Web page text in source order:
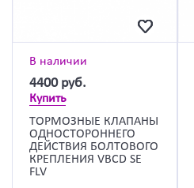
В наличии
4400 руб.
Купить
ТОРМОЗНЫЕ КЛАПАНЫ
ОДНОСТОРОННЕГО
ДЕЙСТВИЯ БОЛТОВОГО
КРЕПЛЕНИЯ VBCD SE
FLV